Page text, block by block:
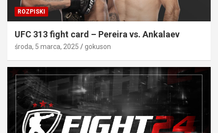
ROZPISKI
UFC 313 fight card – Pereira vs. Ankalaev
środa, 5 marca, 2025 gokuson